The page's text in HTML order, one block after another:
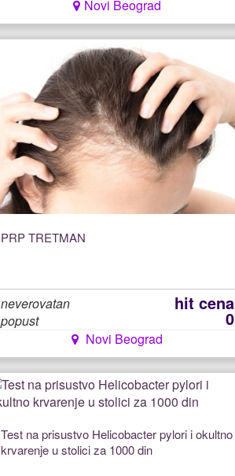
Novi Beograd
PRP TRETMAN
neverovatan
popust
hit cena
0
Novi Beograd
Test na prisustvo Helicobacter pylori i okultno
krvarenje u stolici za 1000 din